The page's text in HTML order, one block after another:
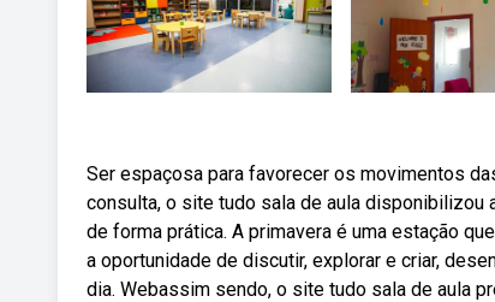
Ser espaçosa para favorecer os movimentos
consulta, o site tudo sala de aula disponibilizou
de forma prática. A primavera é uma estação
a oportunidade de discutir, explorar e criar,
dia. Webassim sendo, o site tudo sala de aula